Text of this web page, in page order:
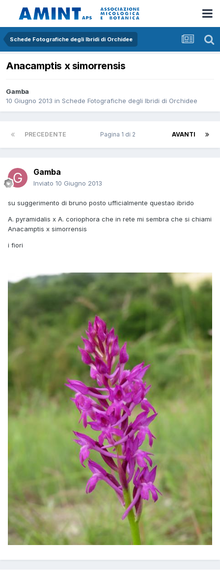
Schede Fotografiche degli Ibridi di Orchidee
Anacamptis x simorrensis
Gamba
10 Giugno 2013 in Schede Fotografiche degli Ibridi di Orchidee
PRECEDENTE AVANTI
Pagina 1 di 2
Gamba
Inviato 10 Giugno 2013
su suggerimento di bruno posto ufficialmente questao ibrido
A. pyramidalis x A. coriophora che in rete mi sembra che si chiami
Anacamptis x simorrensis
i fiori